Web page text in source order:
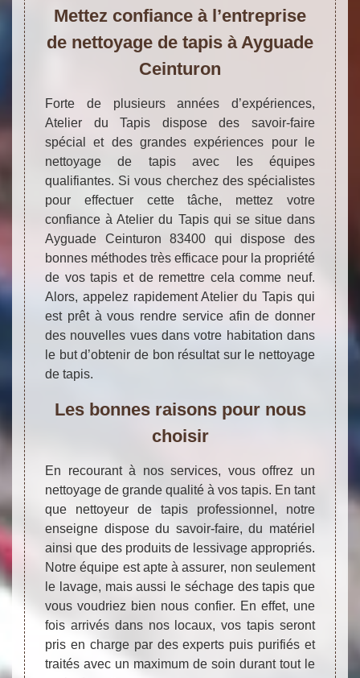
Mettez confiance à l’entreprise
de nettoyage de tapis à Ayguade
Ceinturon
Forte de plusieurs années d’expériences,
Atelier du Tapis dispose des savoir-faire
spécial et des grandes expériences pour le
nettoyage de tapis avec les équipes
qualifiantes. Si vous cherchez des spécialistes
pour effectuer cette tâche, mettez votre
confiance à Atelier du Tapis qui se situe dans
Ayguade Ceinturon 83400 qui dispose des
bonnes méthodes très efficace pour la propriété
de vos tapis et de remettre cela comme neuf.
Alors, appelez rapidement Atelier du Tapis qui
est prêt à vous rendre service afin de donner
des nouvelles vues dans votre habitation dans
le but d’obtenir de bon résultat sur le nettoyage
de tapis.
Les bonnes raisons pour nous
choisir
En recourant à nos services, vous offrez un
nettoyage de grande qualité à vos tapis. En tant
que nettoyeur de tapis professionnel, notre
enseigne dispose du savoir-faire, du matériel
ainsi que des produits de lessivage appropriés.
Notre équipe est apte à assurer, non seulement
le lavage, mais aussi le séchage des tapis que
vous voudriez bien nous confier. En effet, une
fois arrivés dans nos locaux, vos tapis seront
pris en charge par des experts puis purifiés et
traités avec un maximum de soin durant tout le